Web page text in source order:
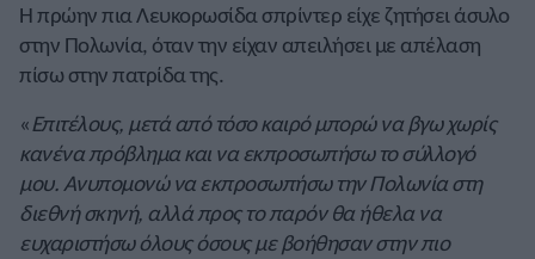
Η πρώην πια Λευκορωσίδα σπρίντερ είχε ζητήσει άσυλο
στην Πολωνία, όταν την είχαν απειλήσει με απέλαση
πίσω στην πατρίδα της.
«Επιτέλους, μετά από τόσο καιρό μπορώ να βγω χωρίς
κανένα πρόβλημα και να εκπροσωπήσω το σύλλογό
μου. Ανυπομονώ να εκπροσωπήσω την Πολωνία στη
διεθνή σκηνή, αλλά προς το παρόν θα ήθελα να
ευχαριστήσω όλους όσους με βοήθησαν στην πιο